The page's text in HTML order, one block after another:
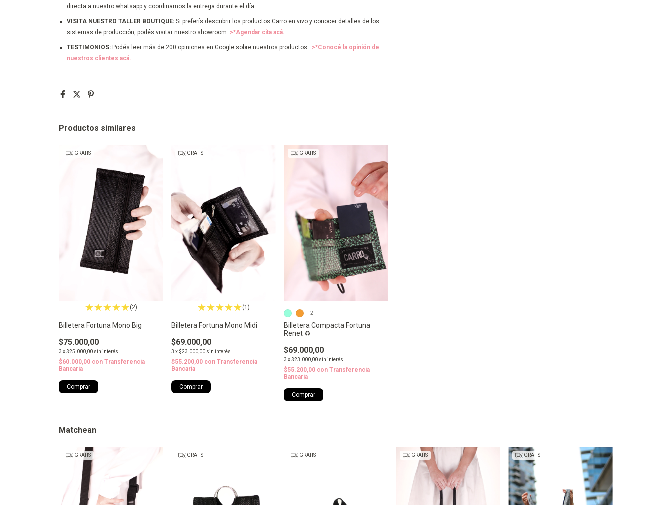
directa a nuestro whatsapp y coordinamos la entrega durante el día.
VISITA NUESTRO TALLER BOUTIQUE: Si preferís descubrir los productos Carro en vivo y conocer detalles de los
sistemas de producción, podés visitar nuestro showroom. >*Agendar cita acá.
TESTIMONIOS: Podés leer más de 200 opiniones en Google sobre nuestros productos.
>*Conocé la opinión de
nuestros clientes acá.
Productos similares
GRATIS
(2)
Billetera Fortuna Mono Big
$75.000,00
3 x$25.000,00 sin interés
$60.000,00 con Transferencia
Bancaria
GRATIS
(1)
Billetera Fortuna Mono Midi
$69.000,00
3 x$23.000,00 sin interés
$55.200,00 con Transferencia
Bancaria
GRATIS
Billetera Compacta Fortuna
Renet ♻️
$69.000,00
3 x$23.000,00 sin interés
$55.200,00 con Transferencia
Bancaria
+2
Comprar
Matchean
GRATIS GRATIS GRATIS GRATIS GRATIS